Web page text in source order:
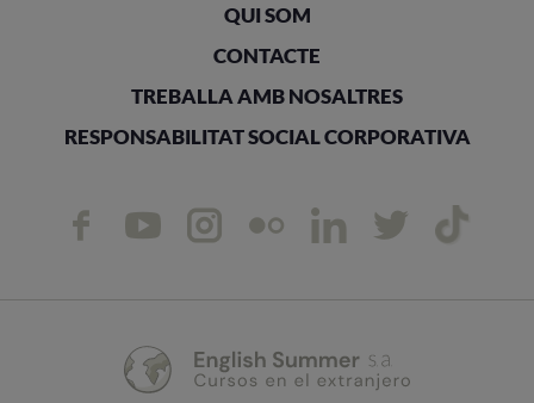
QUI SOM
CONTACTE
TREBALLA AMB NOSALTRES
RESPONSABILITAT SOCIAL CORPORATIVA